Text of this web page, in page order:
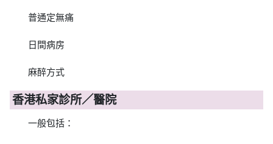
普通定無痛
日間病房
麻醉方式
香港私家診所／醫院
一般包括：